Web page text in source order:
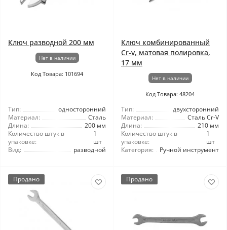
Ключ разводной 200 мм
Нет в наличии
Код Товара: 101694
Тип:
односторонний
Материал:
Сталь
Длина:
200 мм
Количество штук в
упаковке:
1
шт
Вид:
разводной
Ключ комбинированный
Cr-v, матовая полировка,
17 мм
Нет в наличии
Код Товара: 48204
Тип:
двухсторонний
Материал:
Сталь Cr-V
Длина:
210 мм
Количество штук в
упаковке:
1
шт
Категория:
Ручной инструмент
Продано Продано